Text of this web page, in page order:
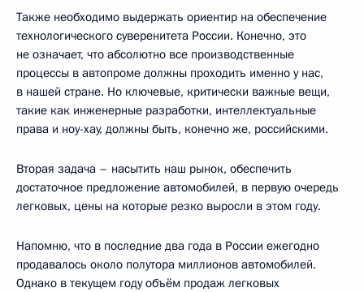
Также необходимо выдержать ориентир на обеспечение
технологического суверенитета России. Конечно, это
не означает, что абсолютно все производственные
процессы в автопроме должны проходить именно у нас,
в нашей стране. Но ключевые, критически важные вещи,
такие как инженерные разработки, интеллектуальные
права и ноу-хау, должны быть, конечно же, российскими.
Вторая задача – насытить наш рынок, обеспечить
достаточное предложение автомобилей, в первую очередь
легковых, цены на которые резко выросли в этом году.
Напомню, что в последние два года в России ежегодно
продавалось около полутора миллионов автомобилей.
Однако в текущем году объём продаж легковых